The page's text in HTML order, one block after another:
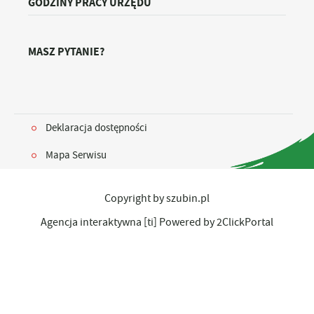
MASZ PYTANIE?
Deklaracja dostępności
Mapa Serwisu
Copyright by szubin.pl
Agencja interaktywna [ti] Powered by2ClickPortal